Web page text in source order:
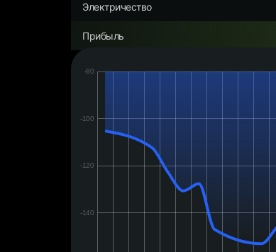
Электричество
Прибыль
Дата: